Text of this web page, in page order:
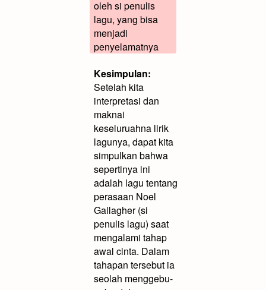
oleh si penulis
lagu, yang bisa
menjadi
penyelamatnya
Kesimpulan:
Setelah kita
interpretasi dan
maknai
keseluruahna lirik
lagunya, dapat kita
simpulkan bahwa
sepertinya ini
adalah lagu tentang
perasaan Noel
Gallagher (si
penulis lagu) saat
mengalami tahap
awal cinta. Dalam
tahapan tersebut ia
seolah menggebu-